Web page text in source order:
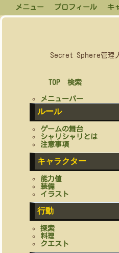
メニュー プロフィール キ
Secret Sphere管理
TOP 検索
メニューバー
ルール
ゲームの舞台
シャリシャリとは
注意事項
キャラクター
能力値
装備
イラスト
行動
探索
料理
クエスト